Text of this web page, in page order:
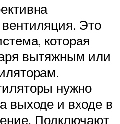
Это
которая
вытяжным или
нужно
выходе и входе в
Подключают